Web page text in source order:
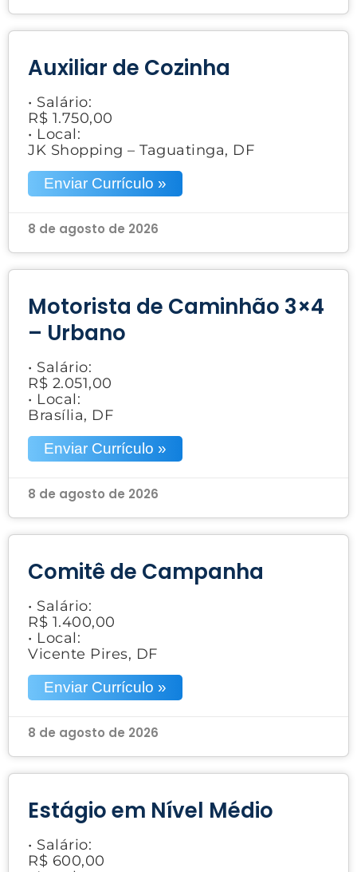
Auxiliar de Cozinha
• Salário:
R$ 1.750,00
• Local:
JK Shopping – Taguatinga, DF
Enviar Currículo »
8 de agosto de 2026
Motorista de Caminhão 3×4
– Urbano
• Salário:
R$ 2.051,00
• Local:
Brasília, DF
Enviar Currículo »
8 de agosto de 2026
Comitê de Campanha
• Salário:
R$ 1.400,00
• Local:
Vicente Pires, DF
Enviar Currículo »
8 de agosto de 2026
Estágio em Nível Médio
• Salário:
R$ 600,00